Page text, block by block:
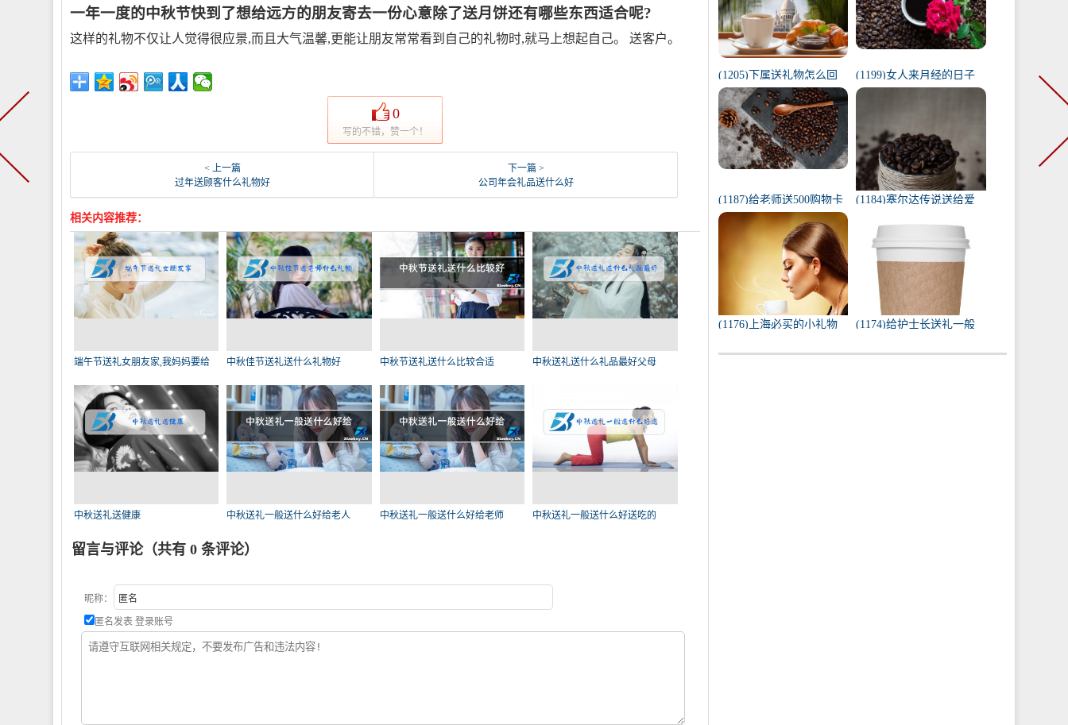
一年一度的中秋节快到了想给远方的朋友寄去一份心意除了送月饼还有哪些东西适合呢?
这样的礼物不仅让人觉得很应景,而且大气温馨,更能让朋友常常看到自己的礼物时,就马上想起自己。 送客户。
0
写的不错，赞一个！
< 上一篇
过年送顾客什么礼物好
下一篇 >
公司年会礼品送什么好
相关内容推荐：
端午节送礼女朋友家,我妈妈要给
女
中秋佳节送礼送什么礼物好 中秋节送礼送什么比较合适 中秋送礼送什么礼品最好父母
中秋送礼送健康 中秋送礼一般送什么好给老人 中秋送礼一般送什么好给老师 中秋送礼一般送什么好送吃的
留言与评论（共有 0 条评论）
昵称：
匿名发表 登录账号
(1205)下属送礼物怎么回
复（下属给我送礼我该如
何回复）
(1199)女人来月经的日子
代表什么（1一31日月经代
(1187)给老师送500购物卡
少吗（给老师送500还是
1000）
(1184)塞尔达传说送给爱
任务100只蚱蜢）
(1176)上海必买的小礼物
(1174)给护士长送礼一般
实用的东西）